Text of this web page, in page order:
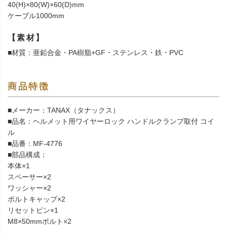
40(H)×80(W)×60(D)mm
ケーブル1000mm
【素材】
■材質：亜鉛合金・PA樹脂+GF・ステンレス・鉄・PVC
商品特徴
■メーカー：TANAX（タナックス）
■品名：ヘルメット用ワイヤーロック ハンドルクランプ取付 コイ
ル
■品番：MF-4776
■部品構成：
本体×1
スペーサー×2
ワッシャー×2
ボルトキャップ×2
リセットピン×1
M8×50mmボルト×2